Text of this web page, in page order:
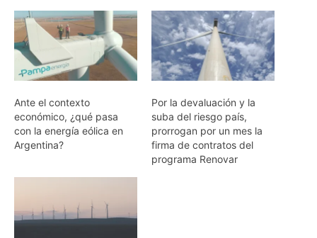
Ante el contexto
económico, ¿qué pasa
con la energía eólica en
Argentina?
Por la devaluación y la
suba del riesgo país,
prorrogan por un mes la
firma de contratos del
programa Renovar